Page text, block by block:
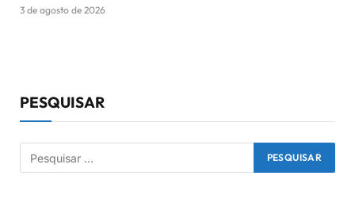
3 de agosto de 2026
PESQUISAR